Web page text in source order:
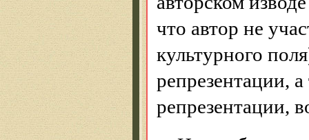
что автор не
культурного
репрезентации,
репрезентации,